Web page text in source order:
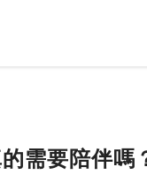
需要陪伴嗎